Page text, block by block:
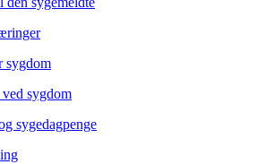
sygdom
sygdom
sygedagpenge